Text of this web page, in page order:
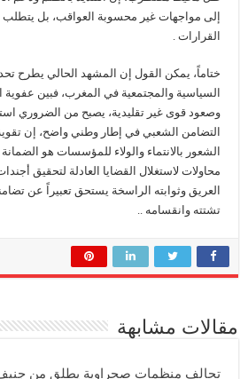
إلى مواجهات غير محسوبة العواقب، بل يتطلب
القرارات .
ختاماً، يمكن القول إن المشهد الحالي يطرح
السياسية والمجتمعية في المغرب، فبين
وصعود قوى غير تقليدية، يصبح من الضروري
التضامن الشعبي في إطار وطني واضح، إن تقوية
الشعور بالانتماء والولاء للمؤسسات هو
محاولات لاستغلال القضايا العادلة لتحقيق
العريق وثوابته الراسخة يستحق تعبيراً عن
تشتته وانقسامه ..
مقالات مشابهة
تحالف منظمات صحراوية يطلق من جنيف